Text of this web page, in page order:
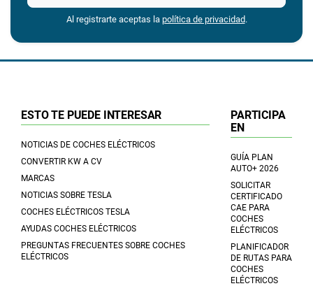
Al registrarte aceptas la política de privacidad.
ESTO TE PUEDE INTERESAR
NOTICIAS DE COCHES ELÉCTRICOS
CONVERTIR KW A CV
MARCAS
NOTICIAS SOBRE TESLA
COCHES ELÉCTRICOS TESLA
AYUDAS COCHES ELÉCTRICOS
PREGUNTAS FRECUENTES SOBRE COCHES
ELÉCTRICOS
PARTICIPA
EN
GUÍA PLAN
AUTO+ 2026
SOLICITAR
CERTIFICADO
CAE PARA
COCHES
ELÉCTRICOS
PLANIFICADOR
DE RUTAS PARA
COCHES
ELÉCTRICOS